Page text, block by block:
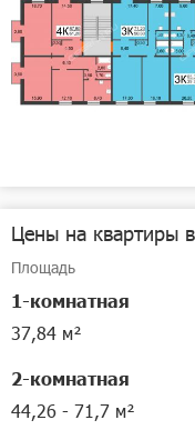
Цены на квартиры
Площадь
1-комнатная
37,84 м²
2-комнатная
44,26 - 71,7 м²